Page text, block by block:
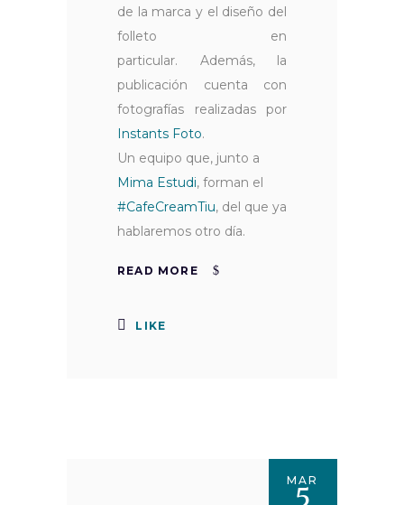
de la marca y el diseño del
folleto en
particular. Además, la
publicación cuenta con
fotografías realizadas por
Instants Foto.
Un equipo que, junto a
Mima Estudi, forman el
#CafeCreamTiu, del que ya
hablaremos otro día.
READ MORE
LIKE
MAR
5